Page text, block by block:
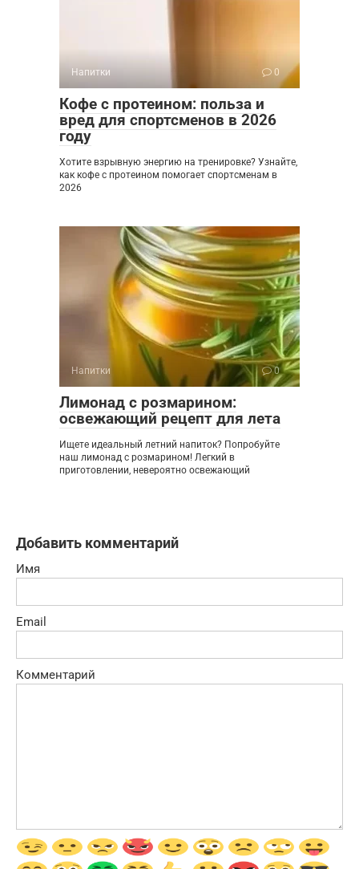
Напитки 0
Кофе с протеином: польза и
вред для спортсменов в 2026
году
Хотите взрывную энергию на тренировке? Узнайте,
как кофе с протеином помогает спортсменам в
2026
Напитки 0
Лимонад с розмарином:
освежающий рецепт для лета
Ищете идеальный летний напиток? Попробуйте
наш лимонад с розмарином! Легкий в
приготовлении, невероятно освежающий
Добавить комментарий
Имя
Email
Комментарий